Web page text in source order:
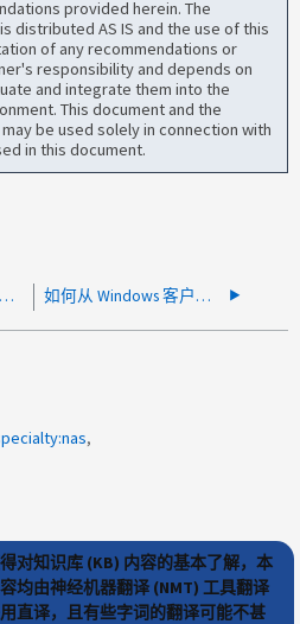
provided herein. The
distributed AS IS and the use of this
of any recommendations or
responsibility and depends on
and integrate them into the
This document and the
be used solely in connection with
in this document.
如何删除 CIFS 服务器而不从 AD 中删除机器帐户 如何从 Windows 客户端中删除目录路径较长的目录
对知识库 (KB) 内容的基本了解，本
均由神经机器翻译 (NMT) 工具翻译
直译，且有些字词的翻译可能不甚